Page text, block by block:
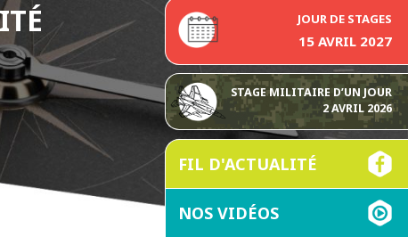
JOUR DE STAGES
15 AVRIL 2027
STAGE MILITAIRE D’UN JOUR
2 AVRIL 2026
FIL D'ACTUALITÉ
NOS VIDÉOS